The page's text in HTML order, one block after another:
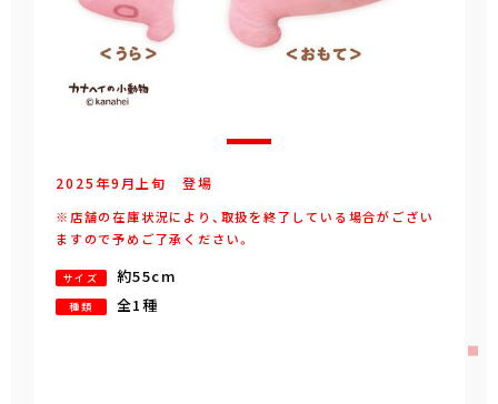
2025年9 月 上旬 登場
※店舗の在庫状況により、取扱を終了している場合がござい
ますので予めご了承ください。
サイズ 約55cm
種類 全1種